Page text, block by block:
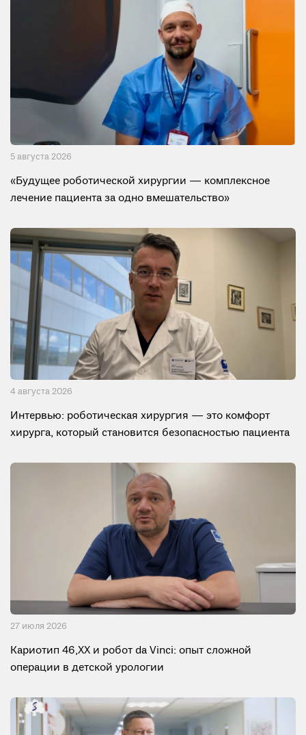
5 августа 2026
«Будущее роботической хирургии — комплексное
лечение пациента за одно вмешательство»
4 августа 2026
Интервью: роботическая хирургия — это комфорт
хирурга, который становится безопасностью пациента
27 июля 2026
Кариотип 46,XX и робот da Vinci: опыт сложной
операции в детской урологии